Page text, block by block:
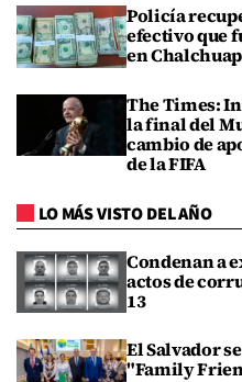
Policía
efectivo que
en
The Times:
la final del
cambio de
de la FIFA
LO MÁS VISTO DEL AÑO
Condenan a
actos de
13
El Salvador
"Family